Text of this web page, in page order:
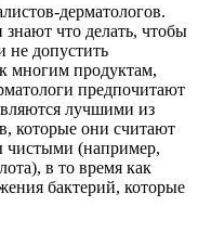
дерматологов.
что делать, чтобы
не допустить
многим продуктам,
предпочитают
лучшими из
которые они считают
чистыми (например,
в то время как
бактерий, которые